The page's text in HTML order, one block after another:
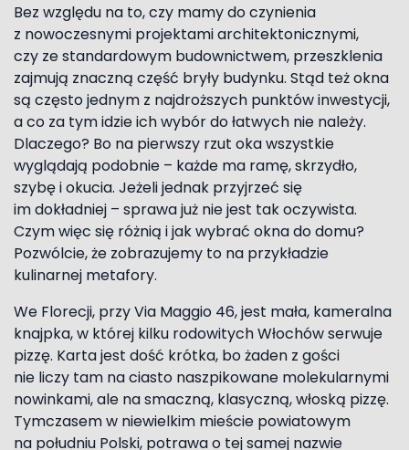
Bez względu na to, czy mamy do czynienia
z nowoczesnymi projektami architektonicznymi,
czy ze standardowym budownictwem, przeszklenia
zajmują znaczną część bryły budynku. Stąd też okna
są często jednym z najdroższych punktów inwestycji,
a co za tym idzie ich wybór do łatwych nie należy.
Dlaczego? Bo na pierwszy rzut oka wszystkie
wyglądają podobnie – każde ma ramę, skrzydło,
szybę i okucia. Jeżeli jednak przyjrzeć się
im dokładniej – sprawa już nie jest tak oczywista.
Czym więc się różnią i jak wybrać okna do domu?
Pozwólcie, że zobrazujemy to na przykładzie
kulinarnej metafory.
We Florecji, przy Via Maggio 46, jest mała, kameralna
knajpka, w której kilku rodowitych Włochów serwuje
pizzę. Karta jest dość krótka, bo żaden z gości
nie liczy tam na ciasto naszpikowane molekularnymi
nowinkami, ale na smaczną, klasyczną, włoską pizzę.
Tymczasem w niewielkim mieście powiatowym
na południu Polski, potrawa o tej samej nazwie